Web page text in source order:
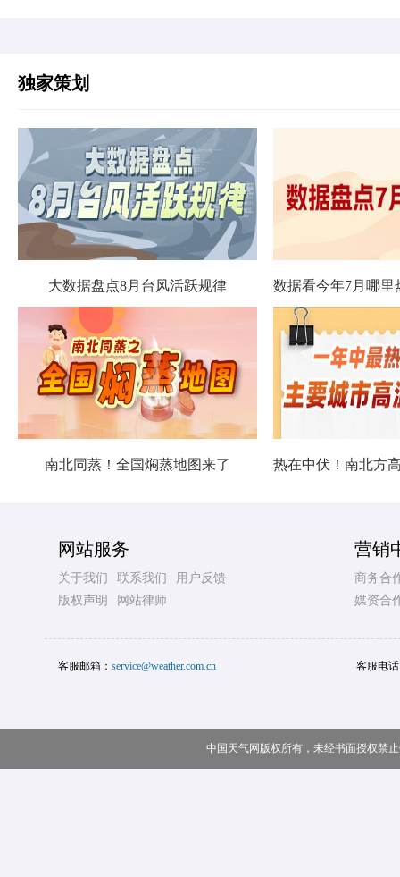
独家策划
大数据盘点8月台风活跃规律
南北同蒸！全国焖蒸地图来了
网站服务
关于我们 联系我们
用户反馈
版权声明
网站律师
营销
商务合
媒资合
客服邮箱： service@weather.com.cn 客服电
中国天气网版权所有，未经书面授权